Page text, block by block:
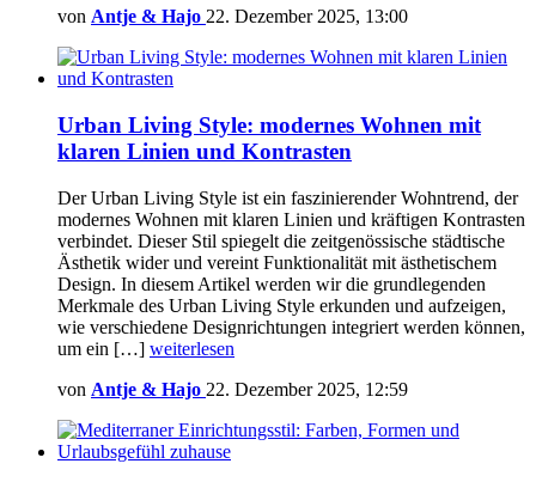
von Antje & Hajo 22. Dezember 2025, 13:00
Urban Living Style: modernes Wohnen mit
klaren Linien und Kontrasten
Der Urban Living Style ist ein faszinierender Wohntrend, der
modernes Wohnen mit klaren Linien und kräftigen Kontrasten
verbindet. Dieser Stil spiegelt die zeitgenössische städtische
Ästhetik wider und vereint Funktionalität mit ästhetischem
Design. In diesem Artikel werden wir die grundlegenden
Merkmale des Urban Living Style erkunden und aufzeigen,
wie verschiedene Designrichtungen integriert werden können,
um ein […] weiterlesen
von Antje & Hajo 22. Dezember 2025, 12:59